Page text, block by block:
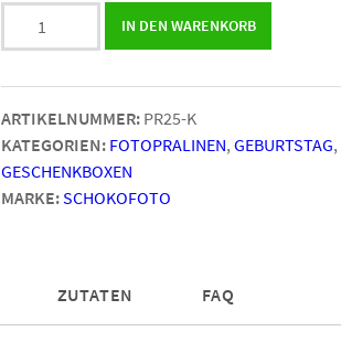
quadratische
mit
verschiedenen
Fotos
Menge
IN DEN WARENKORB
ARTIKELNUMMER: PR25-K
KATEGORIEN: FOTOPRALINEN, GEBURTSTAG,
GESCHENKBOXEN
MARKE:SCHOKOFOTO
ZUTATEN FAQ